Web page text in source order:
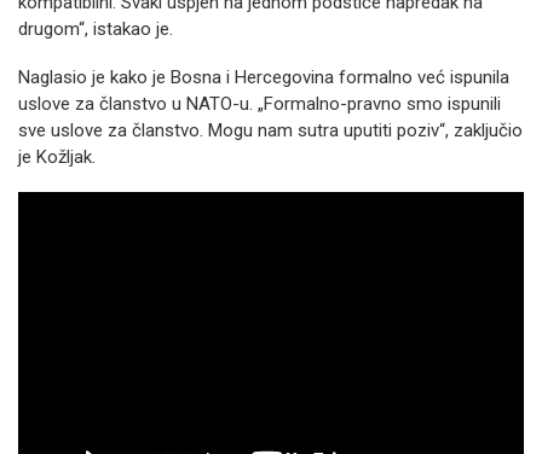
drugom“, istakao je.
Naglasio je kako je Bosna i Hercegovina formalno već ispunila
uslove za članstvo u NATO-u. „Formalno-pravno smo ispunili
sve uslove za članstvo. Mogu nam sutra uputiti poziv“, zaključio
je Kožljak.